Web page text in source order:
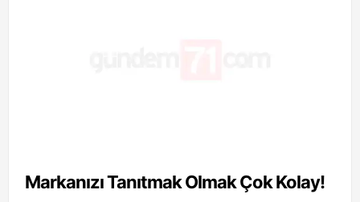
Markanızı Tanıtmak Olmak Çok Kolay!